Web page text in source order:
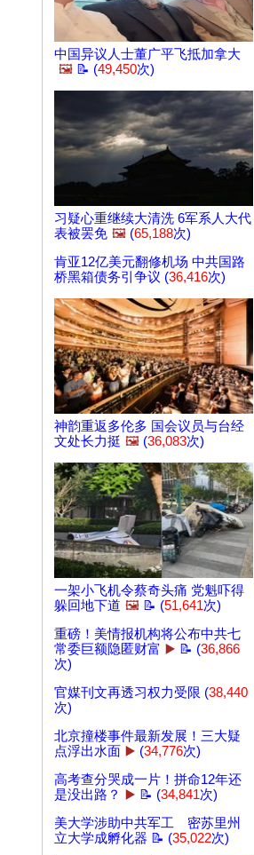
中国异议人士董广平飞抵加拿大
🖼️ 📝 (49,450次)
习疑心重继续大清洗 6军系人大代
表被罢免 🖼️ (65,188次)
肯亚12亿美元翻修机场 中共国路
桥黑箱债务引争议 (36,416次)
神韵重返多伦多 国会议员与台经
文处长力挺 🖼️ (36,083次)
一架小飞机令蔡奇头痛 党魁吓得
躲回地下道 🖼️ 📝 (51,641次)
重磅！美情报机构将公布中共七
常委巨额隐匿财富 ▶️ 📝 (36,866
次)
官媒刊文再透习权力受限 (38,440
次)
北京撞楼事件最新发展！三大疑
点浮出水面 ▶️ (34,776次)
高考查分哭成一片！拼命12年还
是没出路？
▶️ 📝 (34,841次)
美大学涉助中共军工 密苏里州
立大学成孵化器 📝 (35,022次)